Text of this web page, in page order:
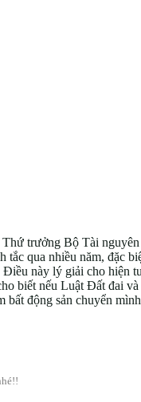
trưởng Bộ Tài
tắc qua nhiều năm, đặc
này lý giải cho hiện
biết nếu Luật Đất đai
bất động sản chuyển